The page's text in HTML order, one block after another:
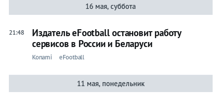
16 мая, суббота
21:48
Издатель eFootball остановит работу
сервисов в России и Беларуси
Konami eFootball
11 мая, понедельник